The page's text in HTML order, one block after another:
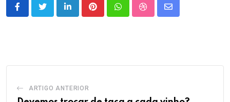
LinkedInPinterestWhatsappStumbleUpon
Share
ARTIGO ANTERIOR